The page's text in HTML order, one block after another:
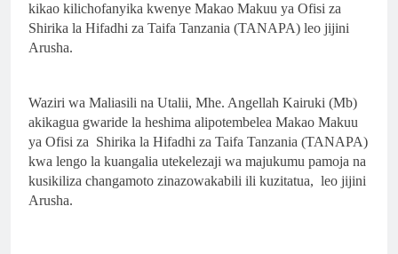
kikao kilichofanyika kwenye Makao Makuu ya Ofisi za
Shirika la Hifadhi za Taifa Tanzania (TANAPA) leo jijini
Arusha.
Waziri wa Maliasili na Utalii, Mhe. Angellah Kairuki (Mb)
akikagua gwaride la heshima alipotembelea Makao Makuu
ya Ofisi za Shirika la Hifadhi za Taifa Tanzania (TANAPA)
kwa lengo la kuangalia utekelezaji wa majukumu pamoja na
kusikiliza changamoto zinazowakabili ili kuzitatua, leo jijini
Arusha.